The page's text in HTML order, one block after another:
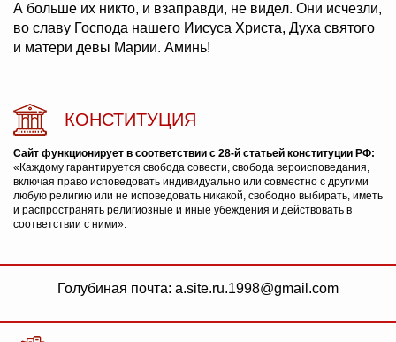
А больше их никто, и взаправди, не видел. Они исчезли,
во славу Господа нашего Иисуса Христа, Духа святого
и матери девы Марии. Аминь!
КОНСТИТУЦИЯ
Сайт функционирует в соответствии с 28-й статьей конституции РФ:
«Каждому гарантируется свобода совести, свобода вероисповедания,
включая право исповедовать индивидуально или совместно с другими
любую религию или не исповедовать никакой, свободно выбирать, иметь
и распространять религиозные и иные убеждения и действовать в
соответствии с ними».
Голубиная почта: a.site.ru.1998@gmail.com